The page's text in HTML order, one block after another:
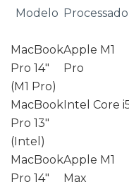
Modelo
MacBook
Pro 14″
(M1 Pro)
Apple M1
Pro
MacBook
Pro 13″
(Intel)
Intel Core
MacBook
Pro 14″
Apple M1
Max